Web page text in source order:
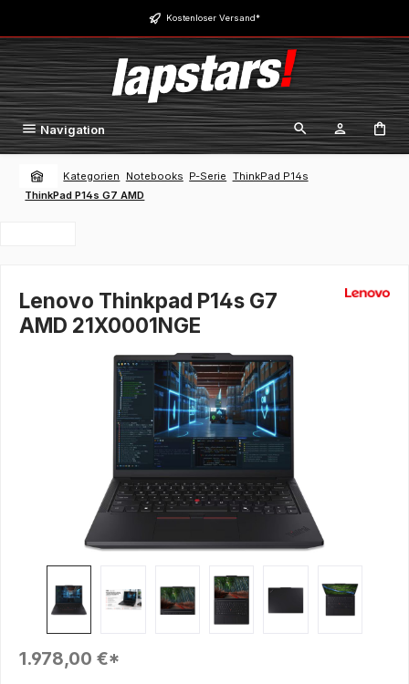
Zum Hauptinhalt springen Kostenloser Versand*
Navigation
Kategorien Notebooks P-Serie ThinkPad P14s
ThinkPad P14s G7 AMD
Lenovo Thinkpad P14s G7
AMD 21X0001NGE
Bildergalerie überspringen
Regulärer Preis:
1.978,00 €*